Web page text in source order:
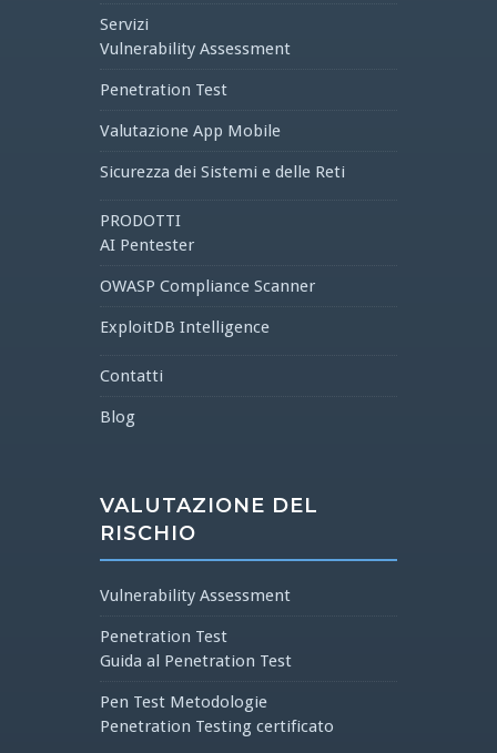
Servizi
Vulnerability Assessment
Penetration Test
Valutazione App Mobile
Sicurezza dei Sistemi e delle Reti
PRODOTTI
AI Pentester
OWASP Compliance Scanner
ExploitDB Intelligence
Contatti
Blog
VALUTAZIONE DEL
RISCHIO
Vulnerability Assessment
Penetration Test
Guida al Penetration Test
Pen Test Metodologie
Penetration Testing certificato